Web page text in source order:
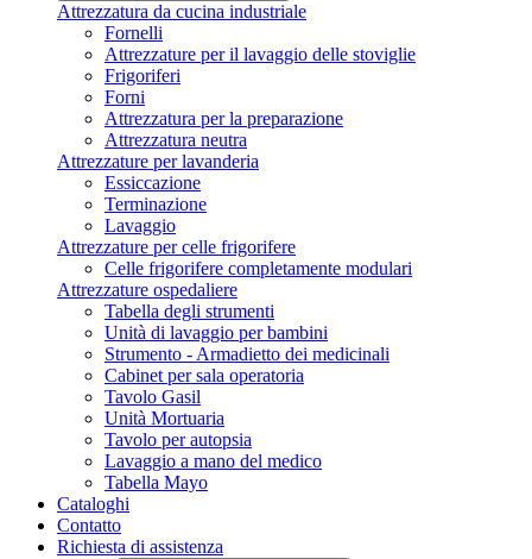
Attrezzatura da cucina industriale
Fornelli
Attrezzature per il lavaggio delle stoviglie
Frigoriferi
Forni
Attrezzatura per la preparazione
Attrezzatura neutra
Attrezzature per lavanderia
Essiccazione
Terminazione
Lavaggio
Attrezzature per celle frigorifere
Celle frigorifere completamente modulari
Attrezzature ospedaliere
Tabella degli strumenti
Unità di lavaggio per bambini
Strumento - Armadietto dei medicinali
Cabinet per sala operatoria
Tavolo Gasil
Unità Mortuaria
Tavolo per autopsia
Lavaggio a mano del medico
Tabella Mayo
Cataloghi
Contatto
Richiesta di assistenza